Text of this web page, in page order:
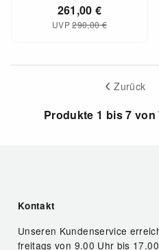
261,00€
UVP290,00€
Zurück
Produkte 1 bis 7
Kontakt
Unseren Kundenservice
freitags von 9.00 Uhr bis